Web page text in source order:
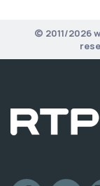
© 2011/2026